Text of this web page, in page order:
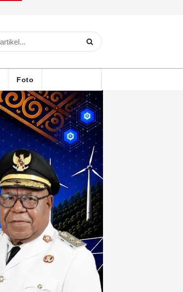
Foto